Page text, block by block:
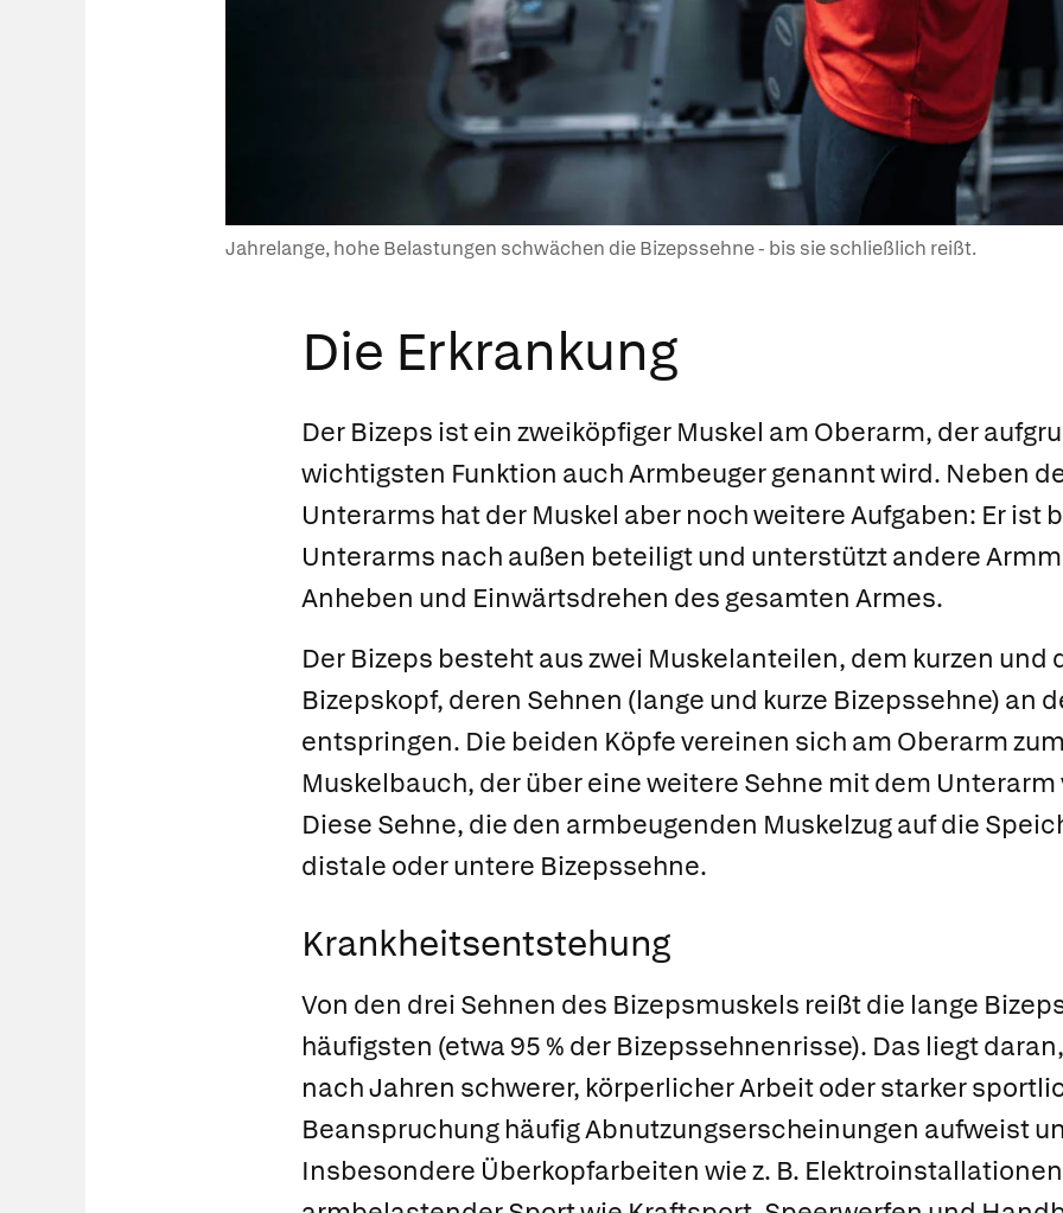
Jahrelange, hohe Belastungen schwächen die Bizepssehne - bis sie schließlich reißt.
Die Erkrankung
Der Bizeps ist ein zweiköpfiger Muskel am Oberarm, der
wichtigsten Funktion auch Armbeuger genannt wird. Neben
Unterarms hat der Muskel aber noch weitere Aufgaben: Er ist
Unterarms nach außen beteiligt und unterstützt andere
Anheben und Einwärtsdrehen des gesamten Armes.
Der Bizeps besteht aus zwei Muskelanteilen, dem kurzen und
Bizepskopf, deren Sehnen (lange und kurze Bizepssehne) an
entspringen. Die beiden Köpfe vereinen sich am Oberarm
Muskelbauch, der über eine weitere Sehne mit dem
Diese Sehne, die den armbeugenden Muskelzug auf die
distale oder untere Bizepssehne.
Krankheitsentstehung
Von den drei Sehnen des Bizepsmuskels reißt die lange
häufigsten (etwa 95 % der Bizepssehnenrisse). Das liegt
nach Jahren schwerer, körperlicher Arbeit oder starker
Beanspruchung häufig Abnutzungserscheinungen aufweist
Insbesondere Überkopfarbeiten wie z. B.